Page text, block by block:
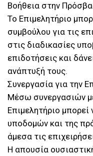
Βοήθεια στην
Το Επιμελητήριο
συμβούλου για τις
στις διαδικασίες
επιδοτήσεις και
ανάπτυξή τους.
Συνεργασία για την
Μέσω συνεργασιών
Επιμελητήριο
υποδομών και της
άμεσα τις
Η απουσία